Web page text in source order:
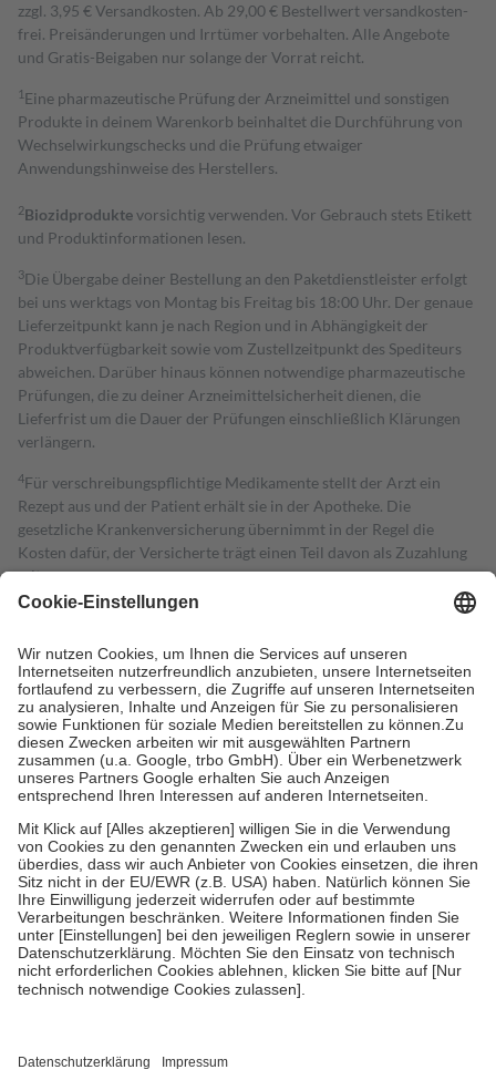
zzgl. 3,95 € Versandkosten. Ab 29,00 € Bestell­wert versand­kosten­
frei. Preisänderungen und Irrtümer vorbehalten. Alle Angebote
und Gratis-Beigaben nur solange der Vorrat reicht.
1 Eine pharmazeutische Prüfung der Arzneimittel und sonstigen
Produkte in deinem Warenkorb beinhaltet die Durchführung von
Wechselwirkungschecks und die Prüfung etwaiger
Anwendungshinweise des Herstellers.
2Biozidproduktevorsichtig verwenden. Vor Gebrauch stets Etikett
und Produktinformationen lesen.
3Die Übergabe deiner Bestellung an den Paketdienstleister erfolgt
bei uns werktags von Montag bis Freitag bis 18:00 Uhr. Der genaue
Lieferzeitpunkt kann je nach Region und in Abhängigkeit der
Produktverfügbarkeit sowie vom Zustellzeitpunkt des Spediteurs
abweichen. Darüber hinaus können notwendige pharmazeutische
Prüfungen, die zu deiner Arzneimittelsicherheit dienen, die
Lieferfrist um die Dauer der Prüfungen einschließlich Klärungen
verlängern.
4Für verschreibungspflichtige Medikamente stellt der Arzt ein
Rezept aus und der Patient erhält sie in der Apotheke. Die
gesetzliche Krankenversicherung übernimmt in der Regel die
Kosten dafür, der Versicherte trägt einen Teil davon als Zuzahlung
mit.
Grundsätzlich leisten Mitglieder Zuzahlungen in Höhe von zehn
höchstens zehn Euro.
Es sind jedoch nie mehr als die tatsächlichen
Kosten der Leistung zu entrichten.
Diese Regeln gelten grundsätzlich auch für Online-Apotheken.
Bei Heilmitteln und häuslicher Krankenpflege beträgt die
Zuzahlung zehn Prozent der Kosten sowie zehn Euro je
Verordnung.
Um das Engagement der Versicherten für ihre eigene Gesundheit zu
stärken und die besondere Stellung der Familie zu unterstützen,
fallenkeine Zuzahlungenan bei:
• Kindern und Jugendlichen bis zum vollendeten 18. Lebensjahr
mit Ausnahme der Fahrkosten
• Untersuchungen zur Vorsorge und Früherkennung, die von der
GKV getragen werden
• empfohlenen Schutzimpfungen
• Harn- und Blutteststreifen
getroffen, um sicherzustellen, dass es sich um echte Bewertungen